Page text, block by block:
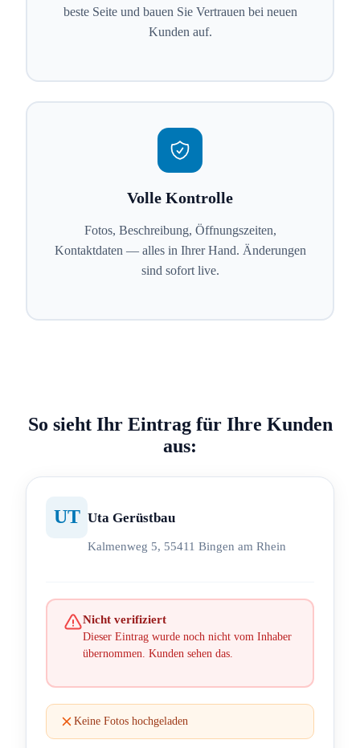
beste Seite und bauen Sie Vertrauen bei neuen
Kunden auf.
Volle Kontrolle
Fotos, Beschreibung, Öffnungszeiten,
Kontaktdaten — alles in Ihrer Hand. Änderungen
sind sofort live.
So sieht Ihr Eintrag für Ihre Kunden
aus:
UT Uta Gerüstbau
Kalmenweg 5, 55411 Bingen am Rhein
Nicht verifiziert
Dieser Eintrag wurde noch nicht vom Inhaber
übernommen. Kunden sehen das.
Keine Fotos hochgeladen